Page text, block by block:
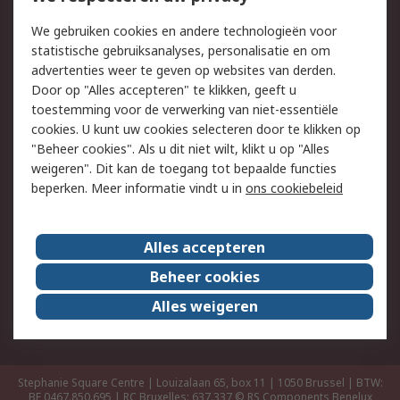
Track & Trace
Wettelijk
Cookiebeleid
Email veiligheid
Privacybeleid -
Bijgewerkt
Websitevoorwaarden
Algemene
verkoopvoorwaarden
Over RS
RS Group
Over ons
RS wereldwijd
Werken bij RS
ESG
Stephanie Square Centre | Louizalaan 65, box 11 | 1050 Brussel | BTW:
We gebruiken cookies en andere technologieën voor
statistische gebruiksanalyses, personalisatie en om
advertenties weer te geven op websites van derden.
Door op "Alles accepteren" te klikken, geeft u
toestemming voor de verwerking van niet-essentiële
cookies. U kunt uw cookies selecteren door te klikken op
"Beheer cookies". Als u dit niet wilt, klikt u op "Alles
weigeren". Dit kan de toegang tot bepaalde functies
beperken. Meer informatie vindt u in ons cookiebeleid
Alles accepteren
Beheer cookies
Alles weigeren